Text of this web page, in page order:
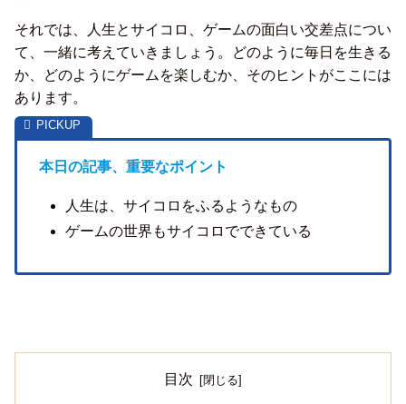
それでは、人生とサイコロ、ゲームの面白い交差点につい
て、一緒に考えていきましょう。どのように毎日を生きる
か、どのようにゲームを楽しむか、そのヒントがここには
あります。
本日の記事、重要なポイント
人生は、サイコロをふるようなもの
ゲームの世界もサイコロでできている
目次